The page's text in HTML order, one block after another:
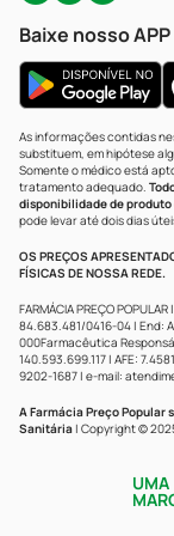
Baixe nosso APP
As informações contidas
substituem, em hipótese
Somente o médico está
tratamento adequado.
disponibilidade de produto
pode levar até dois dias
OS PREÇOS
FÍSICAS DE NOSSA REDE.
FARMÁCIA PREÇO
84.683.481/0416-04 | End:
000Farmacêutica
140.593.699.117 | AFE:
9202-1687 | e-mail:
A Farmácia Preço Popular
Sanitária | Copyright ©
UMA